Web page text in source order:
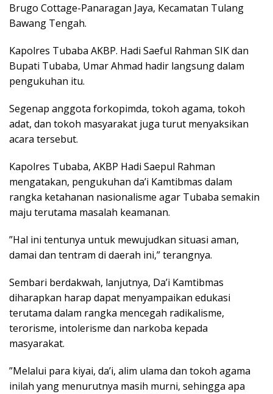
Brugo Cottage-Panaragan Jaya, Kecamatan Tulang
Bawang Tengah.
Kapolres Tubaba AKBP. Hadi Saeful Rahman SIK dan
Bupati Tubaba, Umar Ahmad hadir langsung dalam
pengukuhan itu.
Segenap anggota forkopimda, tokoh agama, tokoh
adat, dan tokoh masyarakat juga turut menyaksikan
acara tersebut.
Kapolres Tubaba, AKBP Hadi Saepul Rahman
mengatakan, pengukuhan da’i Kamtibmas dalam
rangka ketahanan nasionalisme agar Tubaba semakin
maju terutama masalah keamanan.
”Hal ini tentunya untuk mewujudkan situasi aman,
damai dan tentram di daerah ini,” terangnya.
Sembari berdakwah, lanjutnya, Da’i Kamtibmas
diharapkan harap dapat menyampaikan edukasi
terutama dalam rangka mencegah radikalisme,
terorisme, intolerisme dan narkoba kepada
masyarakat.
”Melalui para kiyai, da’i, alim ulama dan tokoh agama
inilah yang menurutnya masih murni, sehingga apa